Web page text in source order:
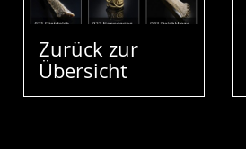
Zurück zur
Übersicht